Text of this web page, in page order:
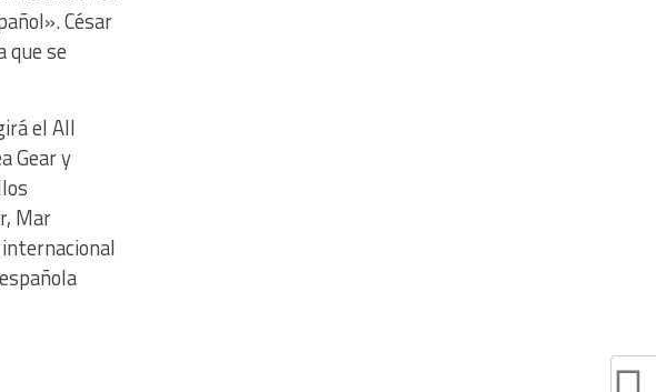
César
que se
el All
Gear y
Mar